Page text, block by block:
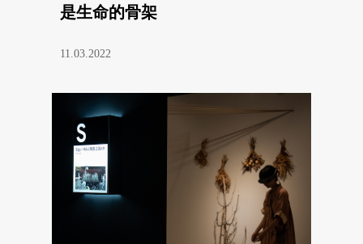
是生命的骨架
11.03.2022